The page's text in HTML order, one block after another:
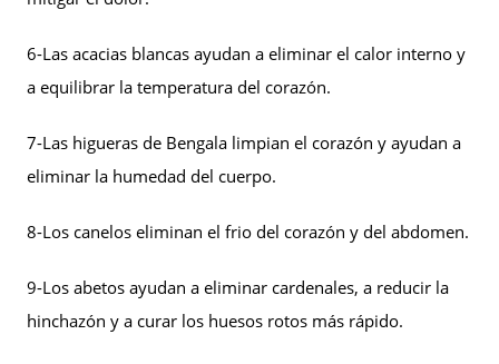
6-Las acacias blancas ayudan a eliminar el calor interno y
a equilibrar la temperatura del corazón.
7-Las higueras de Bengala limpian el corazón y ayudan a
eliminar la humedad del cuerpo.
8-Los canelos eliminan el frio del corazón y del abdomen.
9-Los abetos ayudan a eliminar cardenales, a reducir la
hinchazón y a curar los huesos rotos más rápido.